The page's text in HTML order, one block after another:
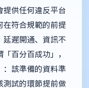
提供任何違反平台
在符合規範的前提
延遲開通、資訊不
百分百成功」，
：該準備的資料準
測試的環節提前做